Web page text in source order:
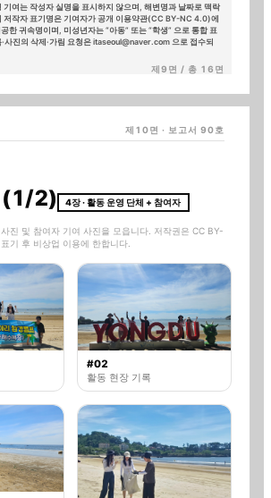
기여는 작성자 실명을 표시하지 않으며, 해변명과 날짜로 맥락
저작자 표기명은 기여자가 공개 이용약관(CC BY-NC 4.0)에
한 귀속명이며, 미성년자는 “아동” 또는 “학생” 으로 통합 표
사진의 삭제·가림 요청은 itaseoul@naver.com 으로 접수되
제9면 / 총 16면
제 10면 · 보고서 90호
(1/2) 4장 · 활동 운영 단체 + 참여자
진 및 참여자 기여 사진을 모읍니다. 저작권은 CC BY-
기 후 비상업 이용에 한합니다.
#02
활동 현장 기록